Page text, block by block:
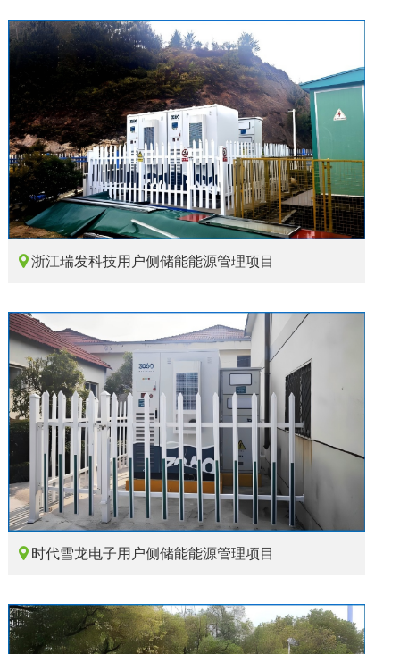
浙江瑞发科技用户侧储能能源管理项目
 时代雪龙电子用户侧储能能源管理项目